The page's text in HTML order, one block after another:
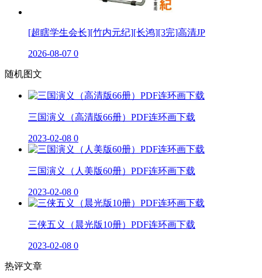
[超瞎学生会长][竹内元纪][长鸿][3完]高清JP
2026-08-07 0
随机图文
三国演义（高清版66册）PDF连环画下载
2023-02-08 0
三国演义（人美版60册）PDF连环画下载
2023-02-08 0
三侠五义（晨光版10册）PDF连环画下载
2023-02-08 0
热评文章